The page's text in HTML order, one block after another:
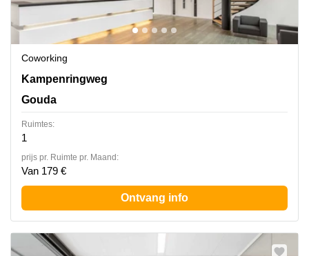
Coworking
Kampenringweg 45 D,1ste en 5de verdieping, Gouda
Kampenringweg
Gouda
Ruimtes:
1
prijs pr. Ruimte pr. Maand:
Van 179 €
Ontvang info